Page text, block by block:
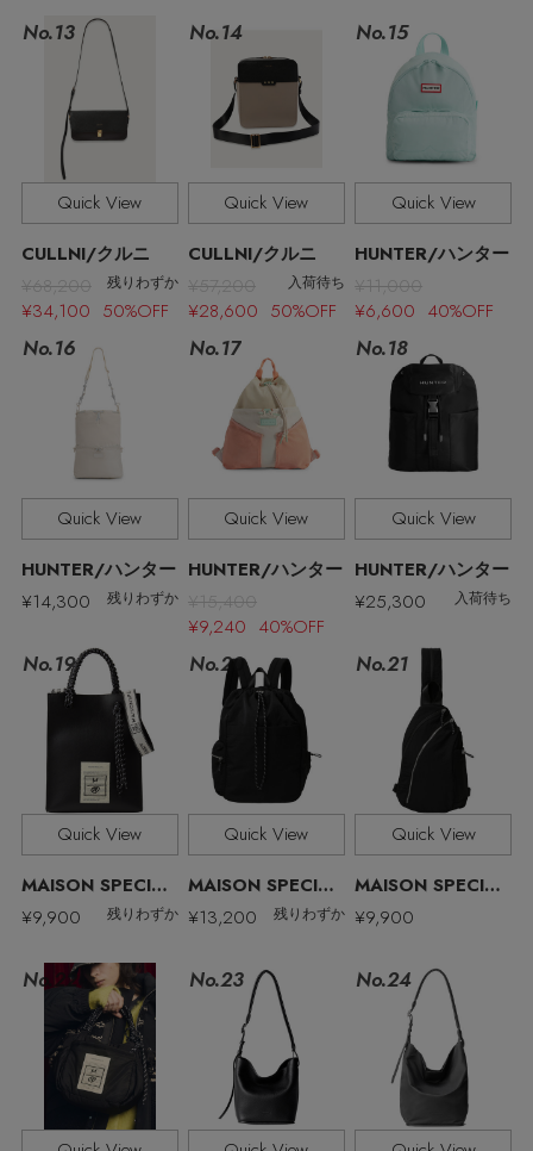
MAX80%OFF！ FINAL SALE開催中
Stay inthe Loop
ELLE SHOP 公式アプリ
No.13
Quick View
CULLNI/クルニ
¥68,200
残りわずか
¥34,100 50%OFF
No.14
Quick View
CULLNI/クルニ
¥57,200
入荷待ち
¥28,600 50%OFF
No.15
Quick View
HUNTER/ハンター
¥11,000
¥6,600 40%OFF
No.16
Quick View
HUNTER/ハンター
¥14,300
残りわずか
No.17
Quick View
HUNTER/ハンター
¥15,400
¥9,240 40%OFF
No.18
Quick View
HUNTER/ハンター
¥25,300
入荷待ち
No.19
Quick View
MAISON SPECIAL/メゾンスペシャル
¥9,900
残りわずか
No.20
Quick View
MAISON SPECIAL/メゾンスペシャル
¥13,200
残りわずか
No.21
Quick View
MAISON SPECIAL/メゾンスペシャル
¥9,900
No.22 No.23 No.24